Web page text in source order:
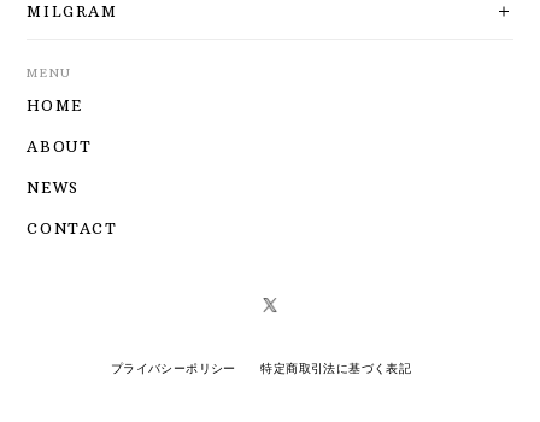
MILGRAM
MENU
HOME
ABOUT
NEWS
CONTACT
プライバシーポリシー 特定商取引法に基づく表記